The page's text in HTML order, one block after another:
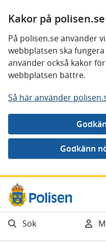
Kakor på polisen.se
På polisen.se använder
webbplatsen ska
använder också kakor
webbplatsen bättre.
Så här använder
Gå direkt till innehåll
Sök